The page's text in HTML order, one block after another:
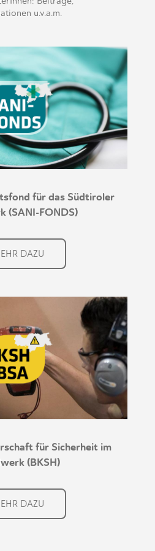
u.v.a.m.
für das Südtiroler
(SANI-FONDS)
DAZU
für Sicherheit im
(BKSH)
DAZU